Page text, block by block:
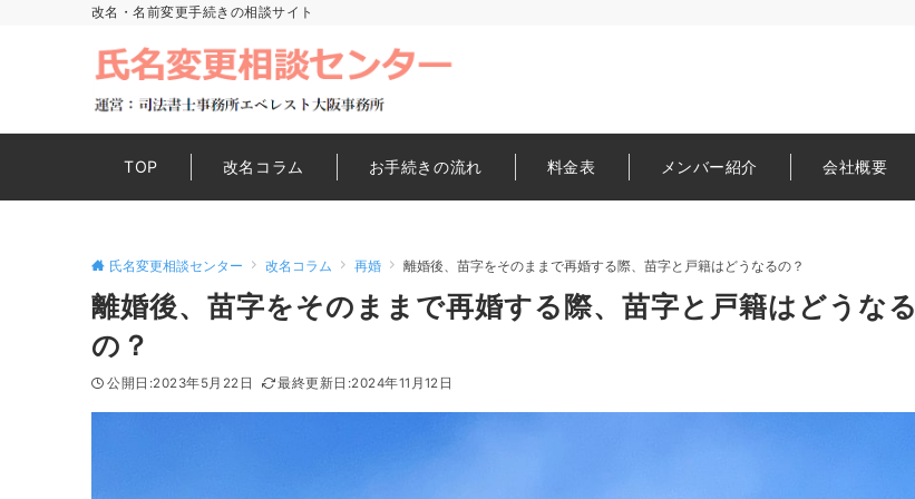
改名・名前変更手続きの相談サイト
TOP 改名コラム お手続きの流れ 料金表 メンバー紹介 会社概要
氏名変更相談センター 改名コラム 再婚 離婚後、苗字をそのままで再婚する際、苗字と戸籍はどうなるの？
離婚後、苗字をそのままで再婚する際、苗字と戸籍はどうなる
の？
2023年5月22日 2024年11月12日